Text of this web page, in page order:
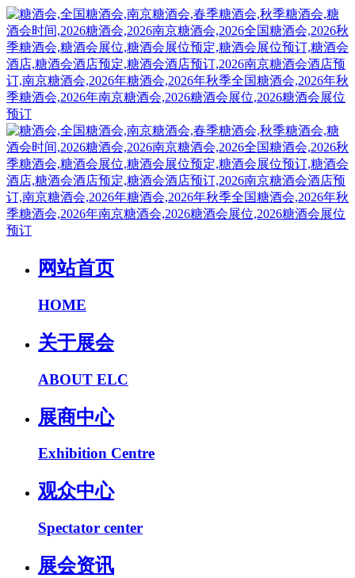
网站首页
HOME
关于展会
ABOUT ELC
展商中心
Exhibition Centre
观众中心
Spectator center
展会资讯